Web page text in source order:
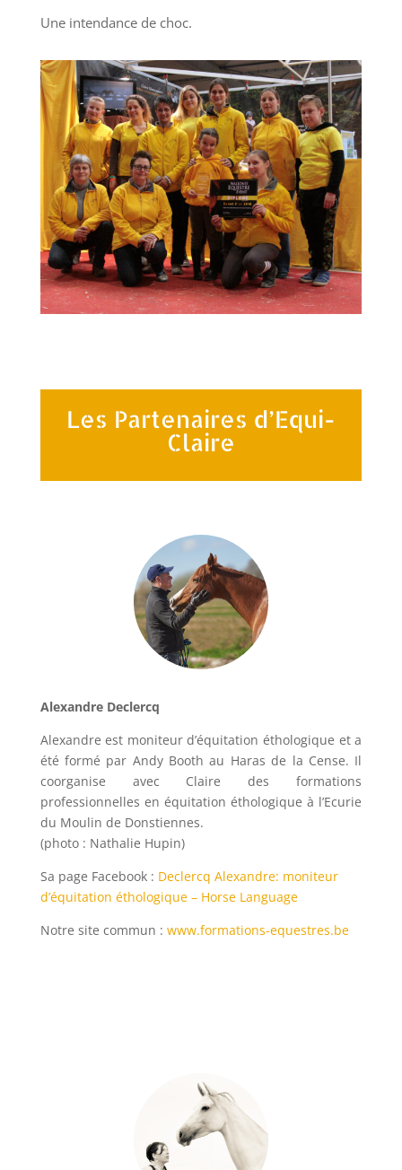
Une intendance de choc.
Les Partenaires d’Equi-
Claire
Alexandre Declercq
Alexandre est moniteur d’équitation éthologique et a
été formé par Andy Booth au Haras de la Cense. Il
coorganise avec Claire des formations
professionnelles en équitation éthologique à l’Ecurie
du Moulin de Donstiennes.
(photo : Nathalie Hupin)
Sa page Facebook : Declercq Alexandre: moniteur
d’équitation éthologique – Horse Language
Notre site commun : www.formations-equestres.be